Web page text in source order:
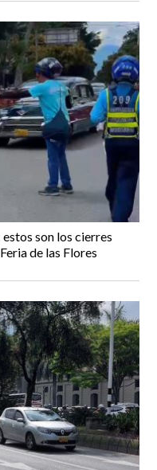
son los cierres
de las Flores